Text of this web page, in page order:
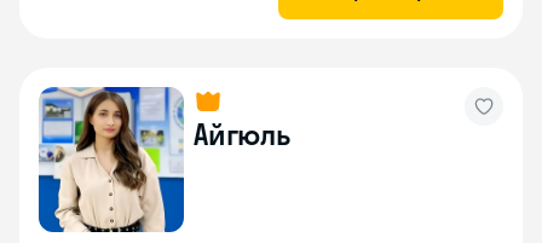
Айгюль